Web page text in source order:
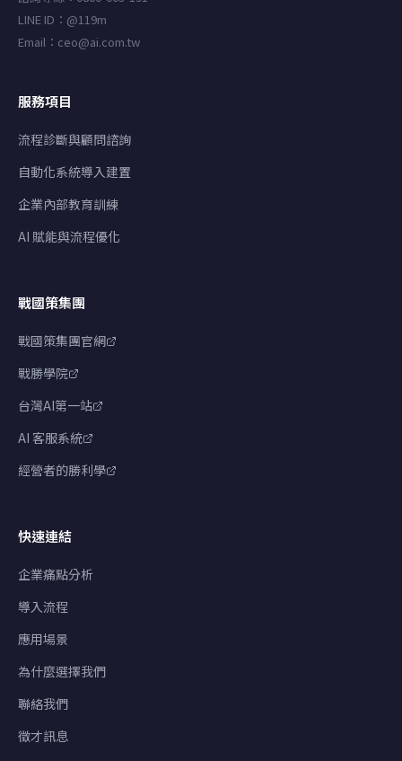
LINE ID：@119m
Email：ceo@ai.com.tw
服務項目
流程診斷與顧問諮詢
自動化系統導入建置
企業內部教育訓練
AI 賦能與流程優化
戰國策集團
戰國策集團官網
戰勝學院
台灣AI第一站
AI 客服系統
經營者的勝利學
快速連結
企業痛點分析
導入流程
應用場景
為什麼選擇我們
聯絡我們
徵才訊息